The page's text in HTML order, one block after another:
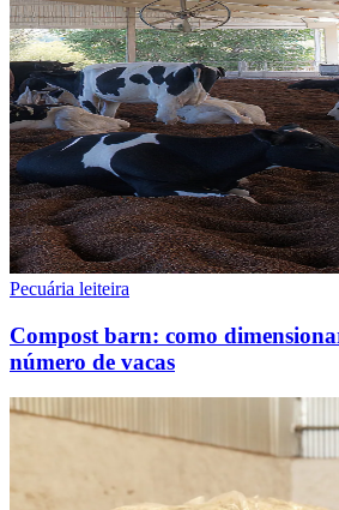
Pecuária leiteira
Compost barn: como
número de vacas